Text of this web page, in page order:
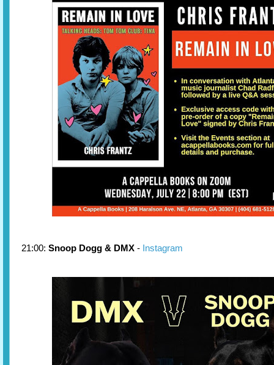
21:00: Snoop Dogg & DMX - Instagram